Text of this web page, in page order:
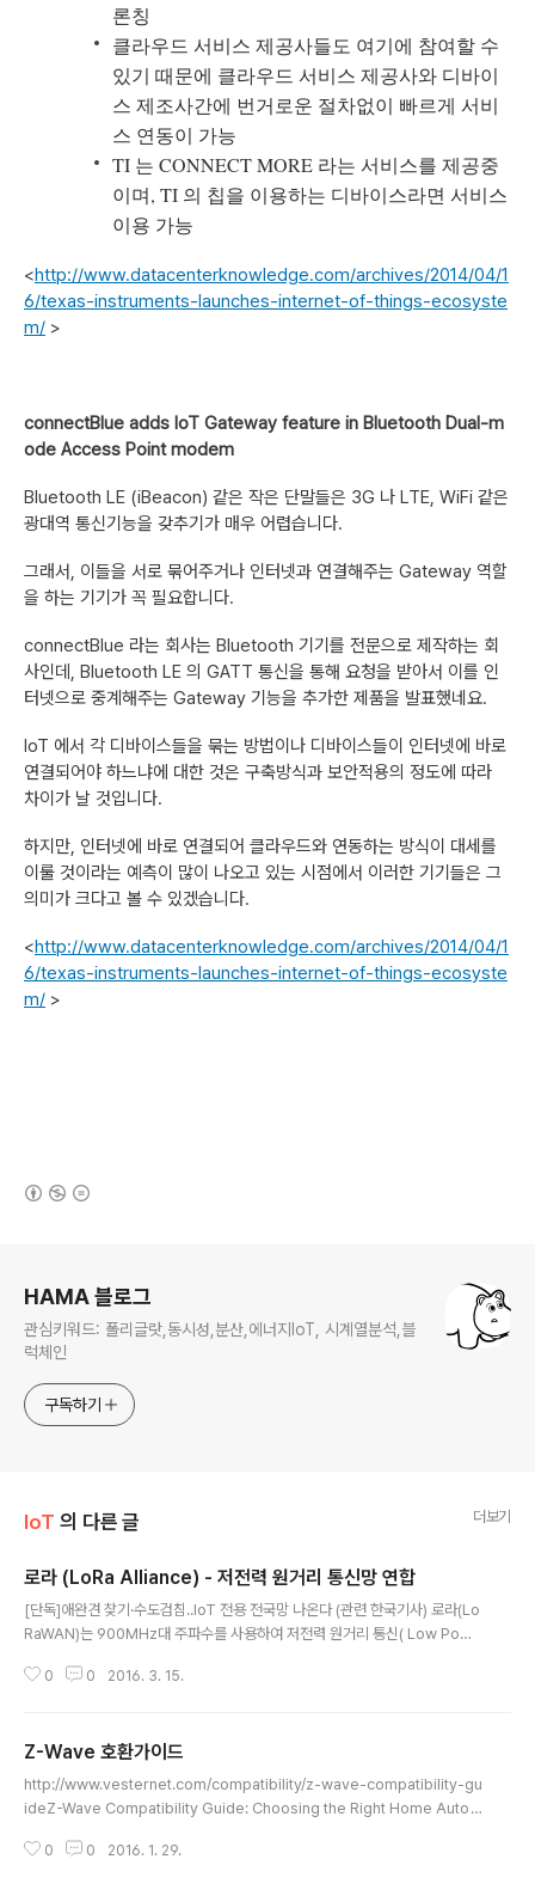
론칭
클라우드 서비스 제공사들도 여기에 참여할 수
있기 때문에 클라우드 서비스 제공사와 디바이
스 제조사간에 번거로운 절차없이 빠르게 서비
스 연동이 가능
TI 는 CONNECT MORE 라는 서비스를 제공중
이며, TI 의 칩을 이용하는 디바이스라면 서비스
이용 가능
<http://www.datacenterknowledge.com/archives/2014/04/1
6/texas-instruments-launches-internet-of-things-ecosyste
m/ >
connectBlue adds IoT Gateway feature in Bluetooth Dual-m
ode Access Point modem
Bluetooth LE (iBeacon) 같은 작은 단말들은 3G 나 LTE, WiFi 같은
광대역 통신기능을 갖추기가 매우 어렵습니다.
그래서, 이들을 서로 묶어주거나 인터넷과 연결해주는 Gateway 역할
을 하는 기기가 꼭 필요합니다.
connectBlue 라는 회사는 Bluetooth 기기를 전문으로 제작하는 회
사인데, Bluetooth LE 의 GATT 통신을 통해 요청을 받아서 이를 인
터넷으로 중계해주는 Gateway 기능을 추가한 제품을 발표했네요.
IoT 에서 각 디바이스들을 묶는 방법이나 디바이스들이 인터넷에 바로
연결되어야 하느냐에 대한 것은 구축방식과 보안적용의 정도에 따라
차이가 날 것입니다.
하지만, 인터넷에 바로 연결되어 클라우드와 연동하는 방식이 대세를
이룰 것이라는 예측이 많이 나오고 있는 시점에서 이러한 기기들은 그
의미가 크다고 볼 수 있겠습니다.
<http://www.datacenterknowledge.com/archives/2014/04/1
6/texas-instruments-launches-internet-of-things-ecosyste
m/ >
HAMA 블로그
관심키워드: 폴리글랏,동시성,분산,에너지IoT, 시계열분석,블
럭체인
구독하기
IoT 의 다른 글 더보기
로라 (LoRa Alliance) - 저전력 원거리 통신망 연합
[단독]애완견 찾기·수도검침..IoT 전용 전국망 나온다 (관련 한국기사) 로라(Lo
RaWAN)는 900MHz대 주파수를 사용하여 저전력 원거리 통신( Low Powe
ess-N (N-Wave) 등과 직접 경쟁할 뿐만 아니라 저가 LTE, 동일 주파수대의
가능하다. LoRa® Technology LoRaWAN™ 는 저전력 원거리 네트워크 (L
PWAN) 스펙의 하나이며, 지역적, 국가적 혹은 글로벌 네트워크에서 무선 배터
리로 운용되는 사물을 위해 만들..
0 0 2016. 3. 15.
Z-Wave 호환가이드
http://www.vesternet.com/compatibility/z-wave-compatibility-gu
ideZ-Wave Compatibility Guide: Choosing the Right Home Auto
ages of choosing the Z-Wave Home Automation standard is the
0 0 2016. 1. 29.